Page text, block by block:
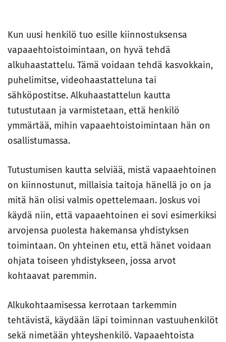
Kun uusi henkilö tuo esille kiinnostuksensa
vapaaehtoistoimintaan, on hyvä tehdä
alkuhaastattelu. Tämä voidaan tehdä kasvokkain,
puhelimitse, videohaastatteluna tai
sähköpostitse. Alkuhaastattelun kautta
tutustutaan ja varmistetaan, että henkilö
ymmärtää, mihin vapaaehtoistoimintaan hän on
osallistumassa.
Tutustumisen kautta selviää, mistä vapaaehtoinen
on kiinnostunut, millaisia taitoja hänellä jo on ja
mitä hän olisi valmis opettelemaan. Joskus voi
käydä niin, että vapaaehtoinen ei sovi esimerkiksi
arvojensa puolesta hakemansa yhdistyksen
toimintaan. On yhteinen etu, että hänet voidaan
ohjata toiseen yhdistykseen, jossa arvot
kohtaavat paremmin.
Alkukohtaamisessa kerrotaan tarkemmin
tehtävistä, käydään läpi toiminnan vastuuhenkilöt
sekä nimetään yhteyshenkilö. Vapaaehtoista